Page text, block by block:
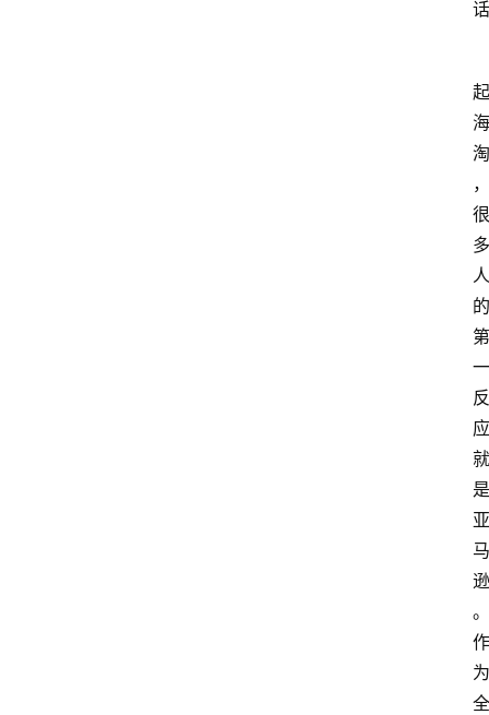
话
起
海
淘
，
很
多
人
的
第
一
反
应
就
是
亚
马
逊
。
作
为
全